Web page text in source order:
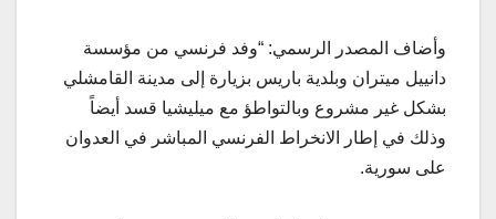
وأضاف المصدر الرسمي: “وفد فرنسي من مؤسسة
دانييل ميتران وبلدية باريس بزيارة إلى مدينة القامشلي
بشكل غير مشروع وبالتواطؤ مع ميليشيا قسد أيضاً
وذلك في إطار الانخراط الفرنسي المباشر في العدوان
على سورية.